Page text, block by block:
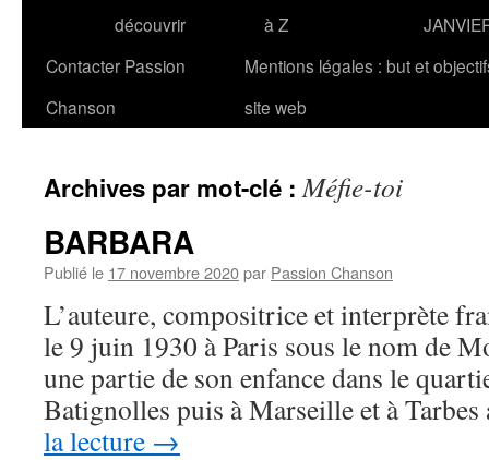
découvrir
à Z
Contacter Passion
Chanson
Mentions légales : but et
site web
Archives par mot-clé :Méfie-toi
BARBARA
Publié le 17 novembre 2020par Passion Chanson
L’auteure, compositrice et interprète
le 9 juin 1930 à Paris sous le nom de
une partie de son enfance dans le
Batignolles puis à Marseille et à
la lecture →